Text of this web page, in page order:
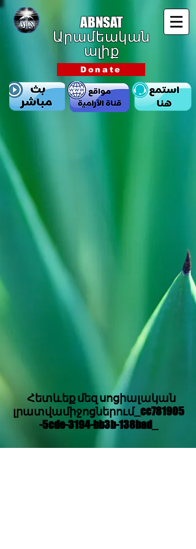
ABNSAT
Արամեական
ալիք
Donate
Հետևեք մեզ սոցիալական
լրատվամիջոցներում_cc781905
-5cde-3194-bb3b-138bad_